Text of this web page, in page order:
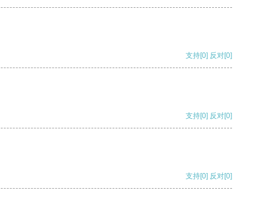
支持[0] 反对[0]
支持[0] 反对[0]
支持[0] 反对[0]